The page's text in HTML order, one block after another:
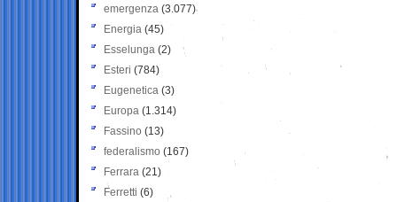
emergenza (3.077)
Energia (45)
Esselunga (2)
Esteri (784)
Eugenetica (3)
Europa (1.314)
Fassino (13)
federalismo (167)
Ferrara (21)
Ferretti (6)